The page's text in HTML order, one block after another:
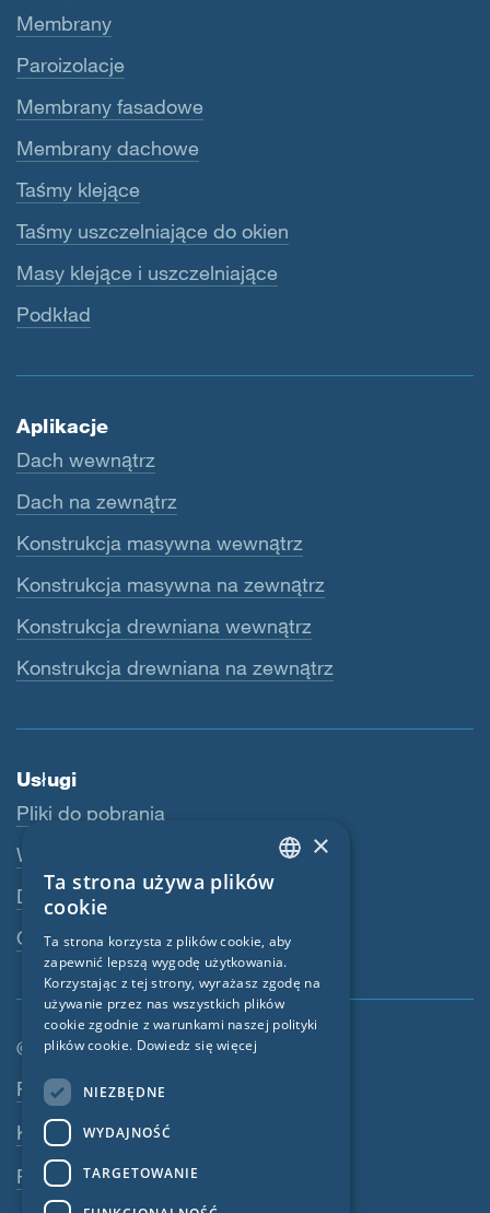
Membrany
Paroizolacje
Membrany fasadowe
Membrany dachowe
Taśmy klejące
Taśmy uszczelniające do okien
Masy klejące i uszczelniające
Podkład
Aplikacje
Dach wewnątrz
Dach na zewnątrz
Konstrukcja masywna wewnątrz
Konstrukcja masywna na zewnątrz
Konstrukcja drewniana wewnątrz
Konstrukcja drewniana na zewnątrz
Usługi
Pliki do pobrania
Webshop
Dealerzy
Osoba kontaktowa
© SIGA 2026
Nawigacja w stopce
Praca
Kontakt
Polityka prywatności
ENGLISH
FRENCH
CZECH
ITALIAN
×
Ta strona używa plików
cookie
Ta strona korzysta z plików cookie, aby
zapewnić lepszą wygodę użytkowania.
Korzystając z tej strony, wyrażasz zgodę na
używanie przez nas wszystkich plików
cookie zgodnie z warunkami naszej polityki
plików cookie. Dowiedz się więcej
NIEZBĘDNE
WYDAJNOŚĆ
TARGETOWANIE